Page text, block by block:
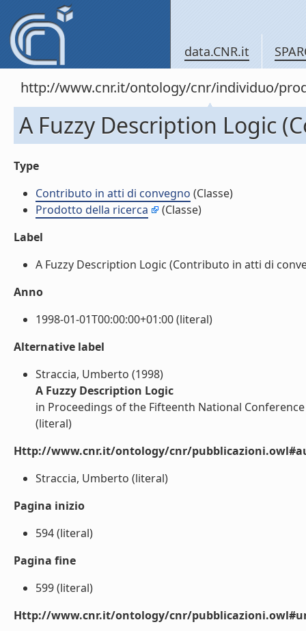
data.CNR.it
http://www.cnr.it/ontology/cnr/individuo/
A Fuzzy Description Logic
Type
Contributo in atti di convegno (Classe)
Prodotto della ricerca
(Classe)
Label
A Fuzzy Description Logic (Contributo in atti di
Anno
1998-01-01T00:00:00+01:00 (literal)
Alternative label
Straccia, Umberto (1998)
A Fuzzy Description Logic
in Proceedings of the Fifteenth National
(literal)
Http://www.cnr.it/ontology/cnr/
Straccia, Umberto (literal)
Pagina inizio
594 (literal)
Pagina fine
599 (literal)
Http://www.cnr.it/ontology/cnr/